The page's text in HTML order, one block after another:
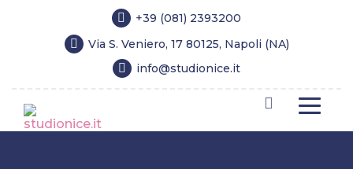
+39 (081) 2393200
Via S. Veniero, 17 80125, Napoli (NA)
info@studionice.it